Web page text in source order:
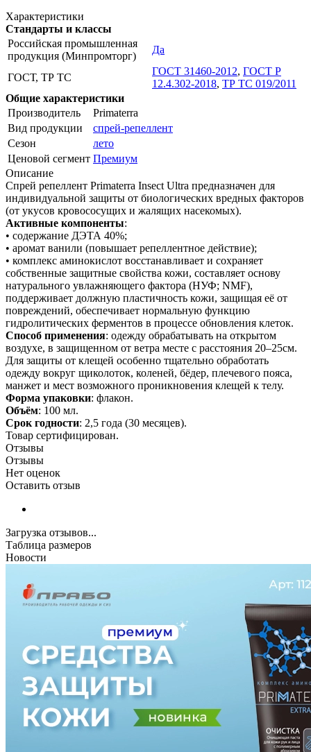
Характеристики
Стандарты и классы
Российская промышленная
продукция (Минпромторг)
Да
ГОСТ, ТР ТС
ГОСТ 31460-2012, ГОСТ Р
12.4.302-2018, ТР ТС 019/2011
Общие характеристики
Производитель
Primaterra
Вид продукции
спрей-репеллент
Сезон
лето
Ценовой сегмент Премиум
Описание
Спрей репеллент Primaterra Insect Ultra предназначен для
индивидуальной защиты от биологических вредных факторов
(от укусов кровососущих и жалящих насекомых).
Активные компоненты:
• содержание ДЭТА 40%;
• аромат ванили (повышает репеллентное действие);
• комплекс аминокислот восстанавливает и сохраняет
собственные защитные свойства кожи, составляет основу
натурального увлажняющего фактора (НУФ; NMF),
поддерживает должную пластичность кожи, защищая её от
повреждений, обеспечивает нормальную функцию
гидролитических ферментов в процессе обновления клеток.
Способ применения: одежду обрабатывать на открытом
воздухе, в защищенном от ветра месте с расстояния 20–25см.
Для защиты от клещей особенно тщательно обработать
одежду вокруг щиколоток, коленей, бёдер, плечевого пояса,
манжет и мест возможного проникновения клещей к телу.
Форма упаковки: флакон.
Объём: 100 мл.
Срок годности: 2,5 года (30 месяцев).
Товар сертифицирован.
Отзывы
Отзывы
Нет оценок
Оставить отзыв
Загрузка отзывов...
Таблица размеров
Новости